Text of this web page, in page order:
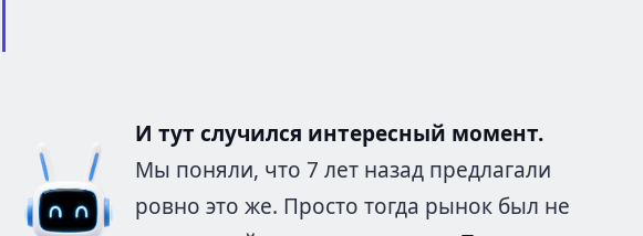
И тут случился интересный момент.
Мы поняли, что 7 лет назад предлагали
ровно это же. Просто тогда рынок был не